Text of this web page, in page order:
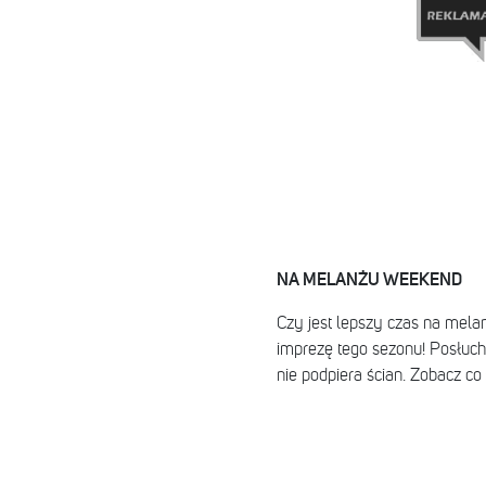
NA MELANŻU WEEKEND
Czy jest lepszy czas na
imprezę tego sezonu!
nie podpiera ścian. Zobacz